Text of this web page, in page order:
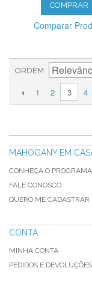
COMPRAR
Comparar
ORDEM
1 2 3 4
MAHOGANY EM
CONHEÇA O PROGRAMA
FALE CONOSCO
QUERO ME CADASTRAR
CONTA
MINHA CONTA
PEDIDOS E DEVOLUÇÕES